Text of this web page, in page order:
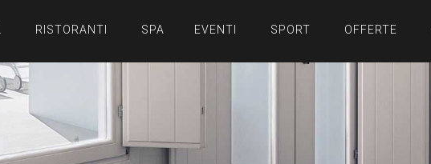
RISTORANTI SPA EVENTI SPORT OFFERTE